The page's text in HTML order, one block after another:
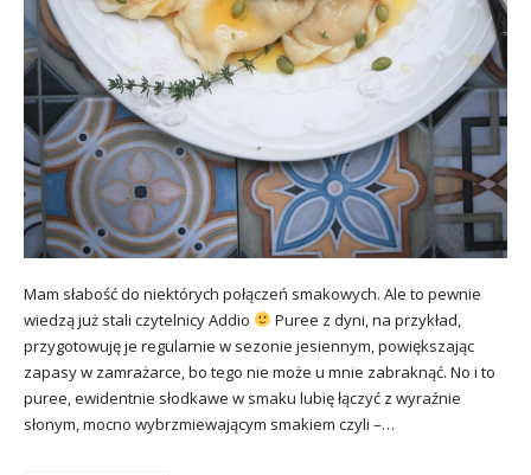
Mam słabość do niektórych połączeń smakowych. Ale to pewnie
wiedzą już stali czytelnicy Addio
Puree z dyni, na przykład,
przygotowuję je regularnie w sezonie jesiennym, powiększając
zapasy w zamrażarce, bo tego nie może u mnie zabraknąć. No i to
puree, ewidentnie słodkawe w smaku lubię łączyć z wyraźnie
słonym, mocno wybrzmiewającym smakiem czyli –…